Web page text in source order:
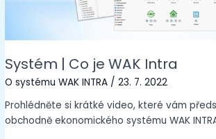
Systém | Co je WAK Intra
O systému WAK INTRA /23. 7. 2022
Prohlédněte si krátké video, které vám
obchodně ekonomického systému WAK